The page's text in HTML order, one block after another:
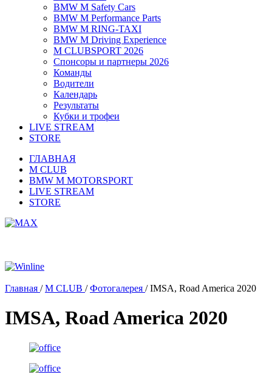
BMW M Safety Cars
BMW M Performance Parts
BMW M RING-TAXI
BMW M Driving Experience
M CLUBSPORT 2026
Спонсоры и партнеры 2026
Команды
Водители
Календарь
Результаты
Кубки и трофеи
LIVE STREAM
STORE
ГЛАВНАЯ
M CLUB
BMW M MOTORSPORT
LIVE STREAM
STORE
Главная /M CLUB /Фотогалерея /IMSA, Road America 2020
IMSA, Road America 2020